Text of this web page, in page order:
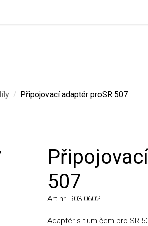
/ Připojovací adaptér proSR 507
507
Art.nr. R03-0602
Adaptér s tlumičem pro SR 507.